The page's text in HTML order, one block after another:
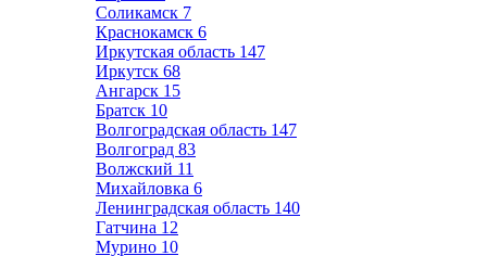
Соликамск 7
Краснокамск 6
Иркутская область 147
Иркутск 68
Ангарск 15
Братск 10
Волгоградская область 147
Волгоград 83
Волжский 11
Михайловка 6
Ленинградская область 140
Гатчина 12
Мурино 10